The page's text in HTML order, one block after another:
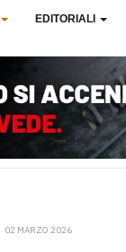
EDITORIALI
02 MARZO 2026